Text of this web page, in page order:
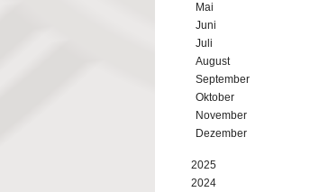
Mai
Juni
Juli
August
September
Oktober
November
Dezember
2025
2024